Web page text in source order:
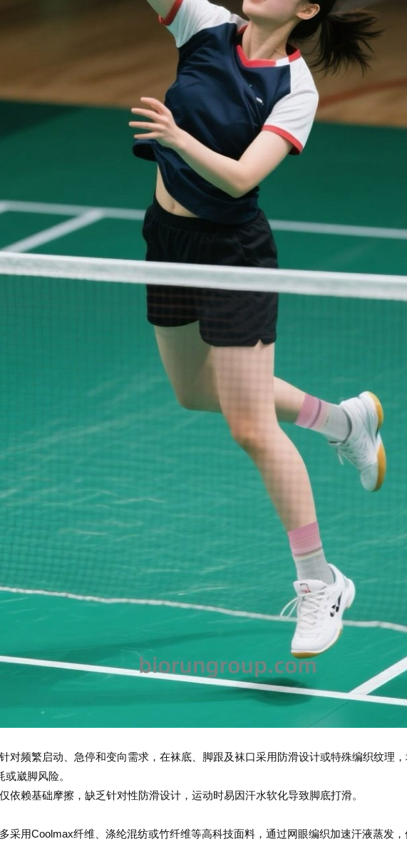
对频繁启动、急停和变向需求，在袜底、脚跟及袜口采用防滑设计或特殊编织纹理
崴脚风险。
依赖基础摩擦，缺乏针对性防滑设计，运动时易因汗水软化导致脚底打滑。
采用Coolmax纤维、涤纶混纺或竹纤维等高科技面料，通过网眼编织加速汗液蒸发